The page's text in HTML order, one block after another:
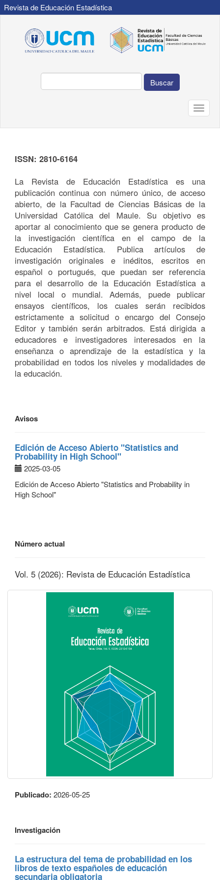
Revista de Educación Estadística
principal
Contenido
principal
Buscar
Toggle
ISSN: 2810-6164
La Revista de Educación Estadística es una
publicación continua con número único, de acceso
abierto, de la Facultad de Ciencias Básicas de la
Universidad Católica del Maule. Su objetivo es
aportar al conocimiento que se genera producto de
la investigación científica en el campo de la
Educación Estadística. Publica artículos de
investigación originales e inéditos, escritos en
español o portugués, que puedan ser referencia
para el desarrollo de la Educación Estadística a
nivel local o mundial. Además, puede publicar
ensayos científicos, los cuales serán recibidos
estrictamente a solicitud o encargo del Consejo
Editor y también serán arbitrados. Está dirigida a
educadores e investigadores interesados en la
enseñanza o aprendizaje de la estadística y la
probabilidad en todos los niveles y modalidades de
la educación.
Avisos
Edición de Acceso Abierto "Statistics and
Probability in High School"
2025-03-05
Edición de Acceso Abierto "Statistics and Probability in
High School"
Número actual
Vol. 5 (2026): Revista de Educación Estadística
Publicado: 2026-05-25
Investigación
La estructura del tema de probabilidad en los
libros de texto españoles de educación
secundaria obligatoria